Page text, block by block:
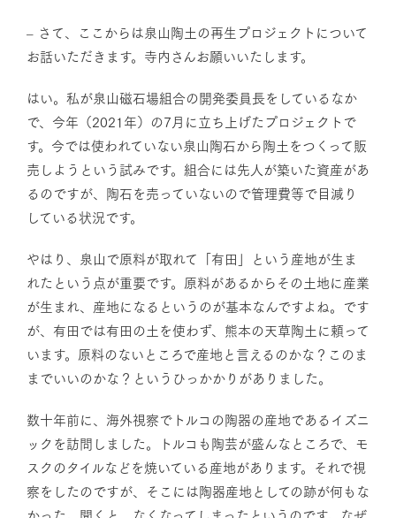
– さて、ここからは泉山陶土の再生プロジェクトについて
お話いただきます。寺内さんお願いいたします。
はい。私が泉山磁石場組合の開発委員長をしているなか
で、今年（2021年）の7月に立ち上げたプロジェクトで
す。今では使われていない泉山陶石から陶土をつくって販
売しようという試みです。組合には先人が築いた資産があ
るのですが、陶石を売っていないので管理費等で目減り
している状況です。
やはり、泉山で原料が取れて「有田」という産地が生ま
れたという点が重要です。原料があるからその土地に産業
が生まれ、産地になるというのが基本なんですよね。です
が、有田では有田の土を使わず、熊本の天草陶土に頼って
います。原料のないところで産地と言えるのかな？このま
までいいのかな？というひっかかりがありました。
数十年前に、海外視察でトルコの陶器の産地であるイズニ
ックを訪問しました。トルコも陶芸が盛んなところで、モ
スクのタイルなどを焼いている産地があります。それで視
察をしたのですが、そこには陶器産地としての跡が何もな